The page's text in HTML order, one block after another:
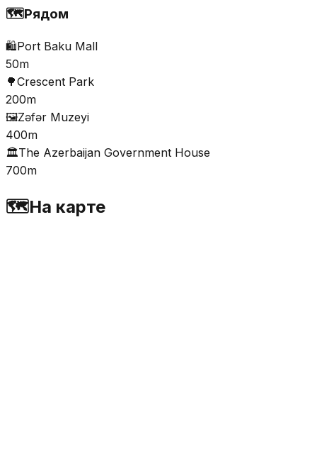
🗺️Рядом
🛍️Port Baku Mall
50m
🌳Crescent Park
200m
🖼️Zəfər Muzeyi
400m
🏛️The Azerbaijan Government House
700m
🗺️На карте